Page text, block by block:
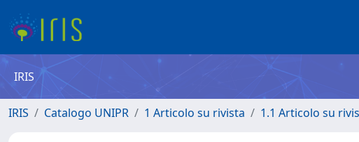
IRIS
IRIS Catalogo UNIPR 1 Articolo su rivista 1.1 Articolo su